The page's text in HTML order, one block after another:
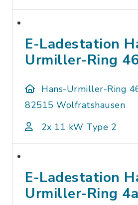
E-Ladestation
Urmiller-Ring
Hans-Urmiller-Ring
82515 Wolfratshausen
2x 11 kW Type 2
E-Ladestation
Urmiller-Ring 4a